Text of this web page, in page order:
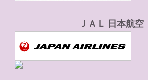
ＪＡＬ 日本航空